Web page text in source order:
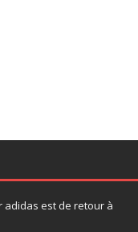
adidas est de retour à